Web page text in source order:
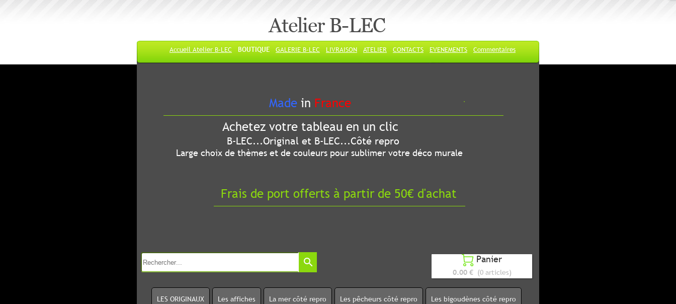
Atelier B-LEC
Accueil Atelier B-LEC BOUTIQUE GALERIE B-LEC LIVRAISON ATELIER CONTACTS EVENEMENTS Commentaires
Made in France
Achetez votre tableau en un clic
B-LEC...Original et B-LEC...Côté repro
Large choix de thèmes et de couleurs pour sublimer votre déco murale
Frais de port offerts à partir de 50€ d'achat
search  Panier
0.00 € (0 articles)
LES ORIGINAUX Les affiches La mer côté repro Les pêcheurs côté repro Les bigoudènes côté repro